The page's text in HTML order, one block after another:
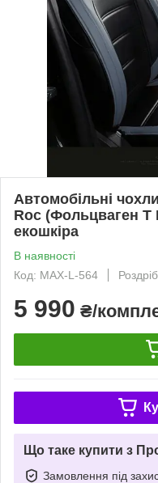
Автомобільні
Roc (Фольцваген Т
екошкіра
В наявності
Код: MAX-L-564
Роздріб
5 990 ₴/
Що таке купити з
Замовлення під